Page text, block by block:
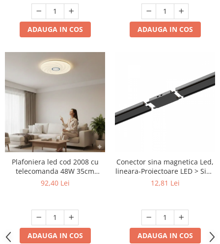
ADAUGA IN COS ADAUGA IN COS
Plafoniera led cod 2008 cu
telecomanda 48W 35cm
dimabila 3 temperaturi de
92,40 Lei
ADAUGA IN COS
Conector sina magnetica Led,
lineara-Proiectoare LED > Sina
magnetica aplicata
12,81 Lei
ADAUGA IN COS